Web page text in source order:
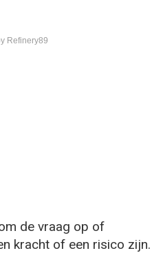
Refinery89
de vraag op of
kracht of een risico zijn.